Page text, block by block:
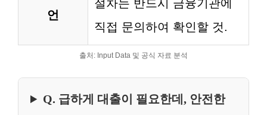
출처: Input Data 및 공식 자료 분석
언
절차는 반드시 금융기관에
직접 문의하여 확인할 것.
Q. 급하게 대출이 필요한데, 안전한